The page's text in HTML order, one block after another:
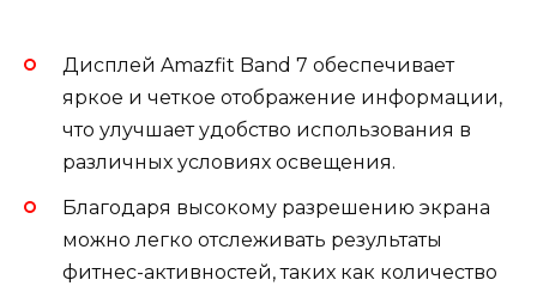
Дисплей Amazfit Band 7 обеспечивает
яркое и четкое отображение информации,
что улучшает удобство использования в
различных условиях освещения.
Благодаря высокому разрешению экрана
можно легко отслеживать результаты
фитнес-активностей, таких как количество